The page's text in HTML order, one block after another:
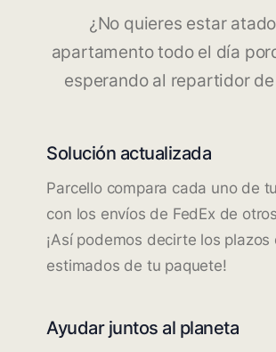
¿No quieres estar
apartamento todo el día
esperando al repartidor de
Solución actualizada
Parcello compara cada uno de
con los envíos de FedEx de
¡Así podemos decirte los plazos
estimados de tu paquete!
Ayudar juntos al planeta